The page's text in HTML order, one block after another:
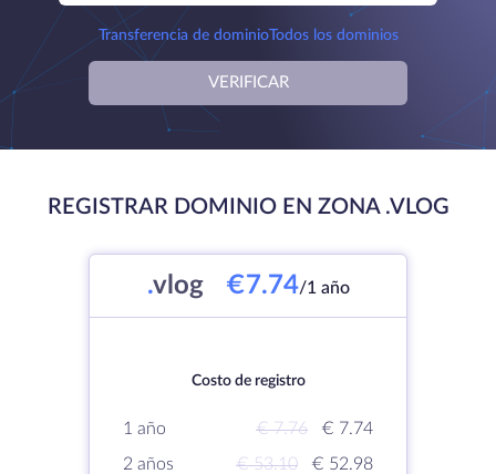
Transferencia de dominioTodos los dominios
VERIFICAR
REGISTRAR DOMINIO EN ZONA .VLOG
.vlog €7.74/1 año
Costo de registro
1 año € 7.76
€ 7.74
2 años
€ 53.10
€ 52.98